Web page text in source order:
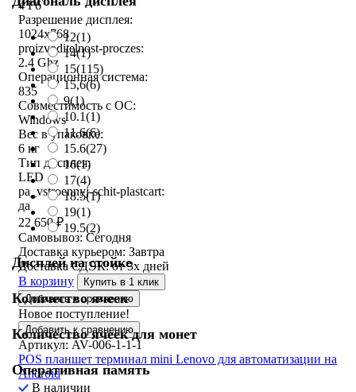
12(1)
14(1)
15(115)
15,6(6)
9(1)
10.1(1)
11.6(6)
15.6(27)
16(1)
17(4)
18.5(1)
19(1)
19.5(2)
Дисплей на стойке
Количество ячеек
Количество ячеек для монет
Оперативная память
4 Гб
Разрешение дисплея:
1024x768
proizvoditelnost-proczes:
2.4 Ghz
Операционная система:
835
Совместимость с ОС:
Windows
Вес в упаковке:
6 кг
Тип дисплея:
LED
pa_vstroennyj-schit-plastcart:
да
22 650₽
Самовывоз: Сегодня
Доставка курьером: Завтра
Доставка СДЭК:от 3х дней
В корзину
Купить в 1 клик
Добавить к сравнению
Новое поступление!
Добавить к сравнению
Артикул: AV-006-1-1-1
POS планшет терминал mini Lenovo для автоматизации на
Android
В наличии